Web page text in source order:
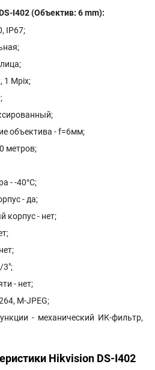
I402 (Объектив: 6 mm):
IP67;
1 Mpix;
объектива - f=6мм;
метров;
- -40°С;
- да;
- нет;
3";
- нет;
M-JPEG;
- механический ИК-фильтр,
Hikvision DS-I402